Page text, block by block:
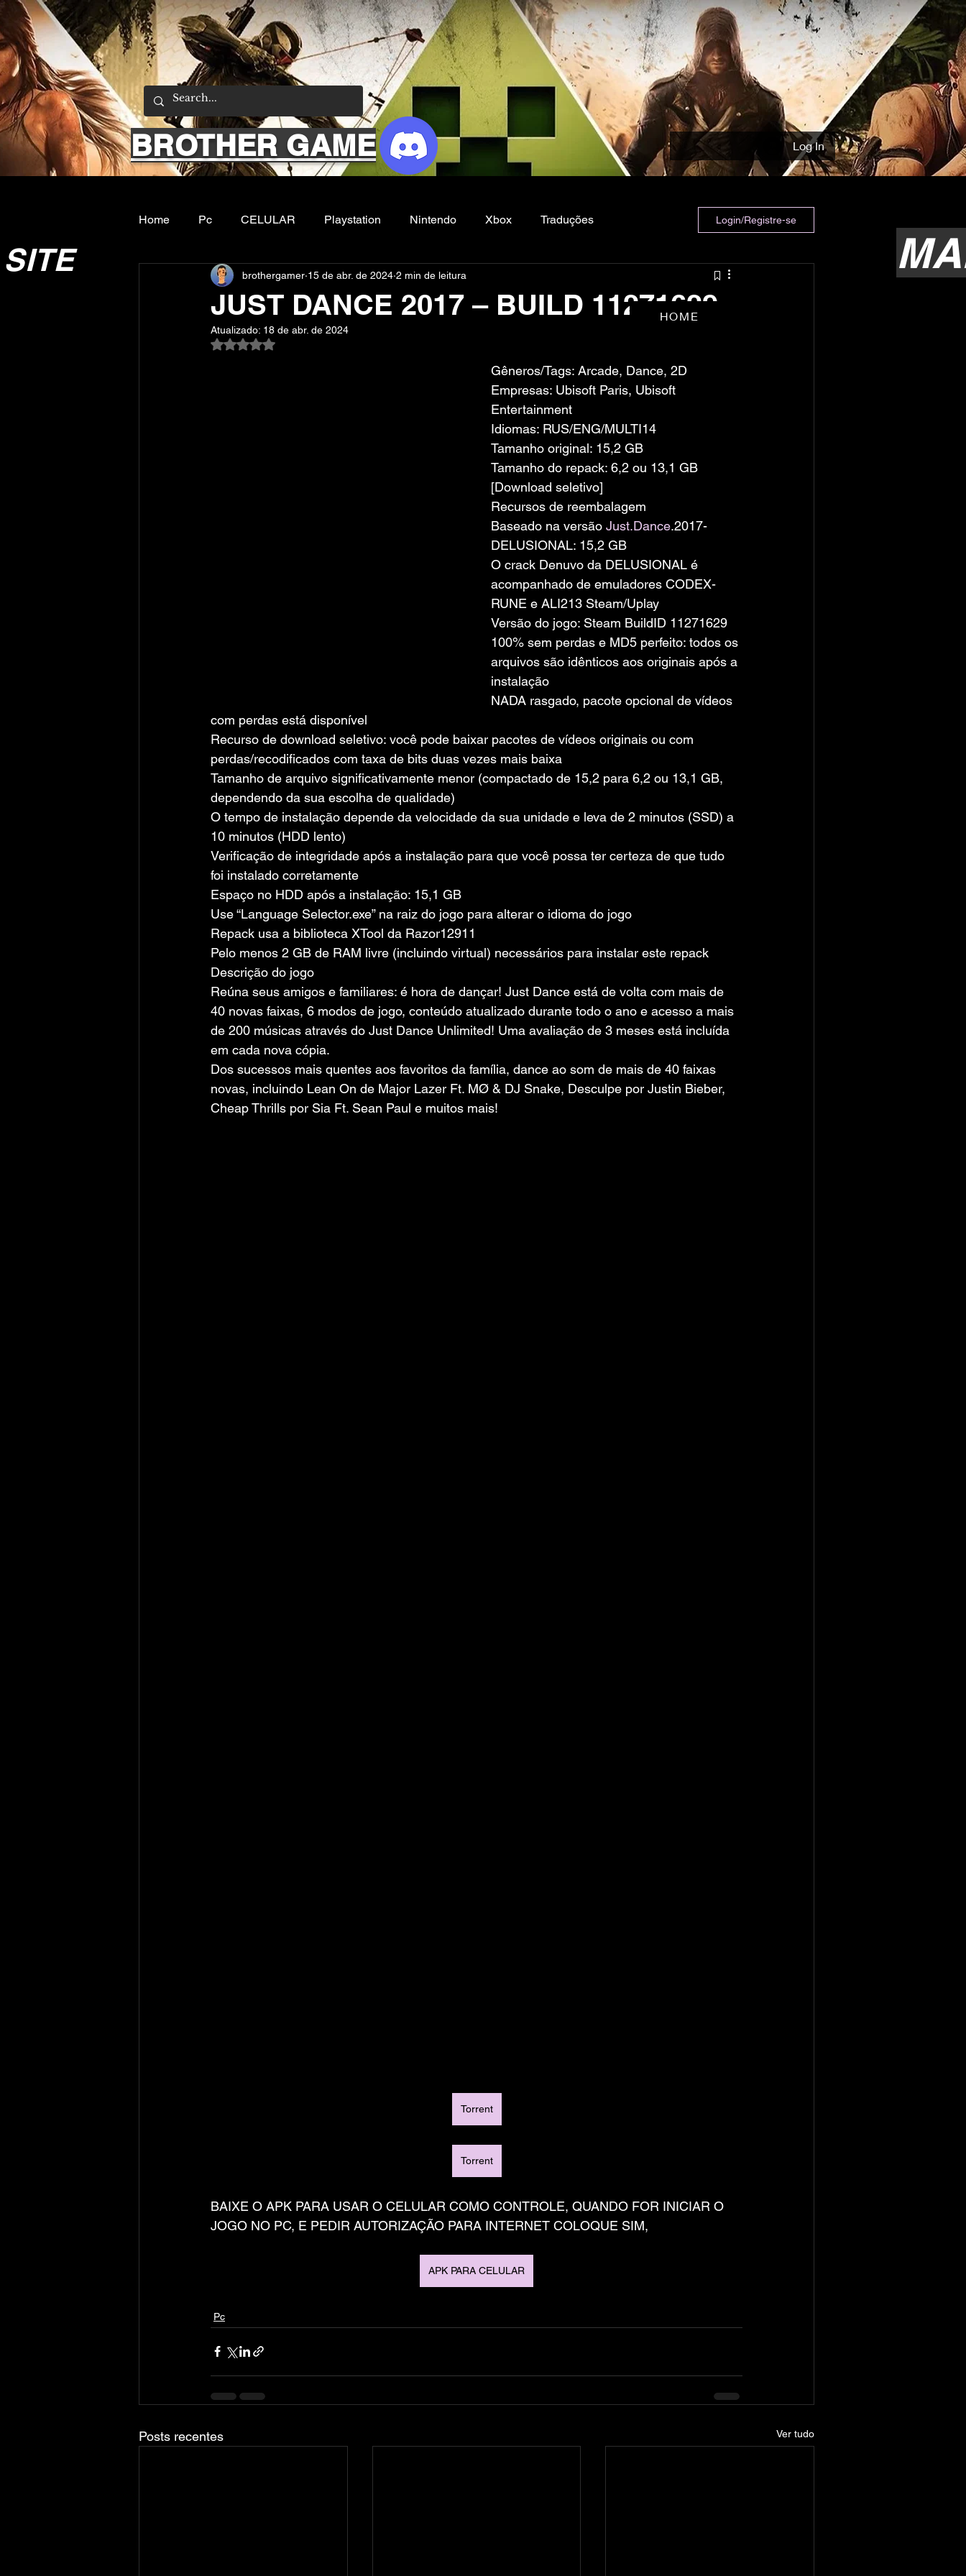
BROTHER GAME Log In
Home Pc CELULAR Playstation Nintendo Xbox Traduções
Emuladores Sobre nos Filmes e Series Noticias
Login/Registre-se
JUST DANCE 2017 – BUILD 11271629
brothergamer 15 de abr. de 2024 2 min de leitura
Atualizado: 18 de abr. de 2024
Avaliado com NaN de 5 estrelas.
Gêneros/Tags: Arcade, Dance, 2D
Empresas: Ubisoft Paris, Ubisoft
Entertainment
Idiomas: RUS/ENG/MULTI14
Tamanho original: 15,2 GB
Tamanho do repack: 6,2 ou 13,1 GB
[Download seletivo]
Recursos de reembalagem
Baseado na versão Just.Dance.2017-
DELUSIONAL: 15,2 GB
O crack Denuvo da DELUSIONAL é
acompanhado de emuladores CODEX-
RUNE e ALI213 Steam/Uplay
Versão do jogo: Steam BuildID 11271629
100% sem perdas e MD5 perfeito: todos os
arquivos são idênticos aos originais após a
instalação
NADA rasgado, pacote opcional de vídeos
com perdas está disponível
Recurso de download seletivo: você pode baixar pacotes de vídeos originais ou com
perdas/recodificados com taxa de bits duas vezes mais baixa
Tamanho de arquivo significativamente menor (compactado de 15,2 para 6,2 ou 13,1 GB,
dependendo da sua escolha de qualidade)
O tempo de instalação depende da velocidade da sua unidade e leva de 2 minutos (SSD) a
10 minutos (HDD lento)
Verificação de integridade após a instalação para que você possa ter certeza de que tudo
foi instalado corretamente
Espaço no HDD após a instalação: 15,1 GB
Use “Language Selector.exe” na raiz do jogo para alterar o idioma do jogo
Repack usa a biblioteca XTool da Razor12911
Pelo menos 2 GB de RAM livre (incluindo virtual) necessários para instalar este repack
Descrição do jogo
Reúna seus amigos e familiares: é hora de dançar! Just Dance está de volta com mais de
40 novas faixas, 6 modos de jogo, conteúdo atualizado durante todo o ano e acesso a mais
de 200 músicas através do Just Dance Unlimited! Uma avaliação de 3 meses está incluída
em cada nova cópia.
Dos sucessos mais quentes aos favoritos da família, dance ao som de mais de 40 faixas
novas, incluindo Lean On de Major Lazer Ft. MØ & DJ Snake, Desculpe por Justin Bieber,
Cheap Thrills por Sia Ft. Sean Paul e muitos mais!
Torrent
Torrent
BAIXE O APK PARA USAR O CELULAR COMO CONTROLE, QUANDO FOR INICIAR O
JOGO NO PC, E PEDIR AUTORIZAÇÃO PARA INTERNET COLOQUE SIM,
APK PARA CELULAR
Pc
Posts recentes Ver tudo
HOME